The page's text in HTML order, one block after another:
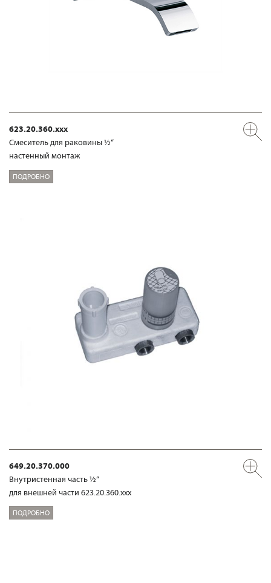
623.20.360.xxx
Смеситель для раковины ½“
настенный монтаж
ПОДРОБНО
649.20.370.000
Внутристенная часть ½“
для внешней части 623.20.360.xxx
ПОДРОБНО